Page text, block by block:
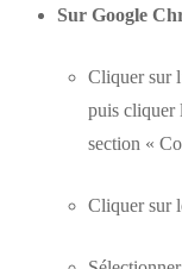
Sur Google
Cliquer sur
puis cliquer
section «
Cliquer sur